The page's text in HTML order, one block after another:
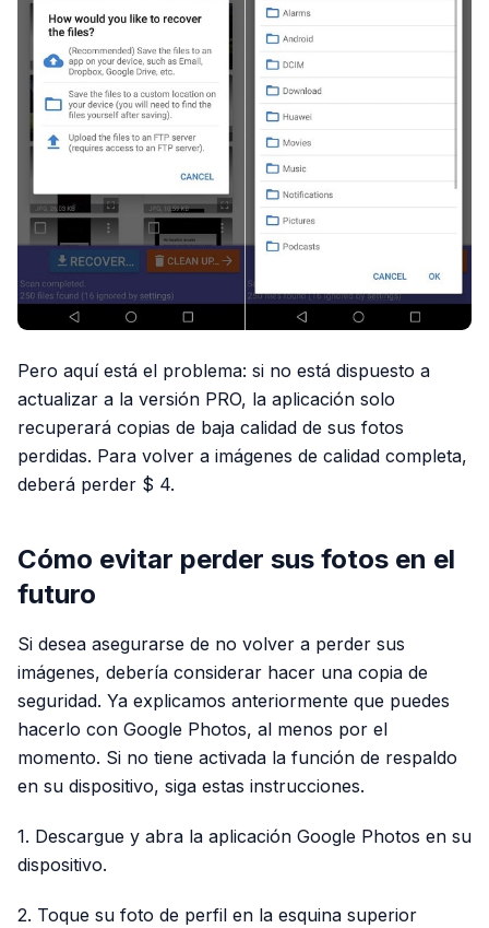
Pero aquí está el problema: si no está dispuesto a
actualizar a la versión PRO, la aplicación solo
recuperará copias de baja calidad de sus fotos
perdidas. Para volver a imágenes de calidad completa,
deberá perder $ 4.
Cómo evitar perder sus fotos en el
futuro
Si desea asegurarse de no volver a perder sus
imágenes, debería considerar hacer una copia de
seguridad. Ya explicamos anteriormente que puedes
hacerlo con Google Photos, al menos por el
momento. Si no tiene activada la función de respaldo
en su dispositivo, siga estas instrucciones.
1. Descargue y abra la aplicación Google Photos en su
dispositivo.
2. Toque su foto de perfil en la esquina superior